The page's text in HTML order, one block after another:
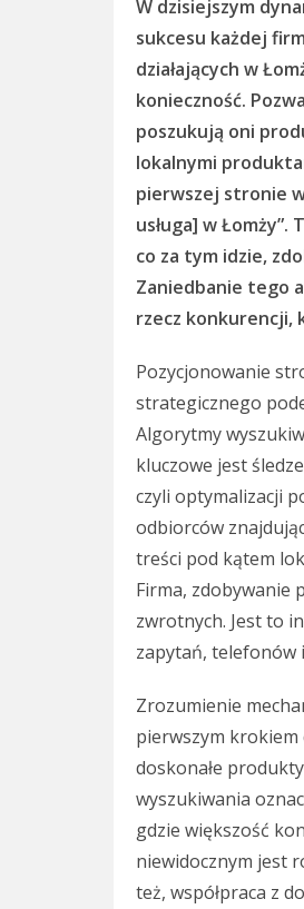
W dzisiejszym
sukcesu każdej
działających w
konieczność.
poszukują oni
lokalnymi
pierwszej stronie
usługa] w
co za tym idzie,
Zaniedbanie tego
rzecz
Pozycjonowanie
strategicznego
Algorytmy
kluczowe jest
czyli optymalizacji
odbiorców
treści pod kątem
Firma, zdobywanie
zwrotnych. Jest to
zapytań, telefonów
Zrozumienie
pierwszym krokiem
doskonałe
wyszukiwania
gdzie większość
niewidocznym jest
też, współpraca z